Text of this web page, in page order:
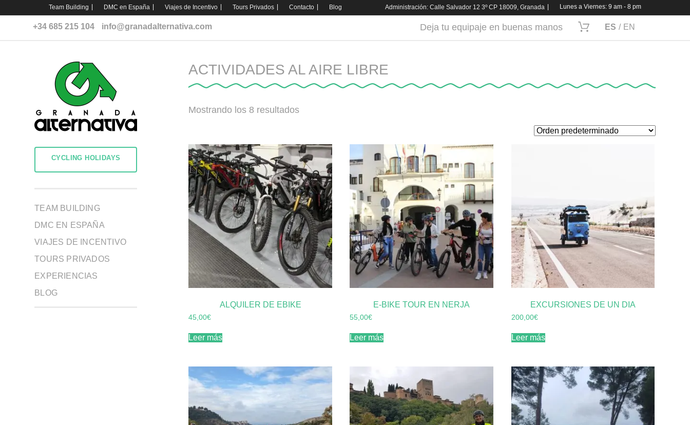
Team Building DMC en España Viajes de Incentivo Tours Privados Contacto Blog Administración: Calle Salvador 12 3º CP 18009, Granada Lunes a Viernes: 9 am - 8 pm
+34 685 215 104 info@granadalternativa.com Deja tu equipaje en buenas manos ES EN
TEAM BUILDING
DMC EN ESPAÑA
VIAJES DE INCENTIVO
TOURS PRIVADOS
EXPERIENCIAS
BLOG
ACTIVIDADES AL AIRE LIBRE
Mostrando los 8 resultados
ALQUILER DE EBIKE
45,00€
Leer más
E-BIKE TOUR EN NERJA
55,00€
Leer más
EXCURSIONES DE UN DIA
200,00€
Leer más